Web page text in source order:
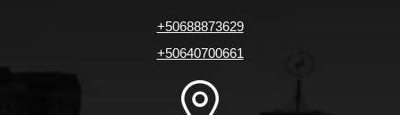
+50688873629
+50640700661